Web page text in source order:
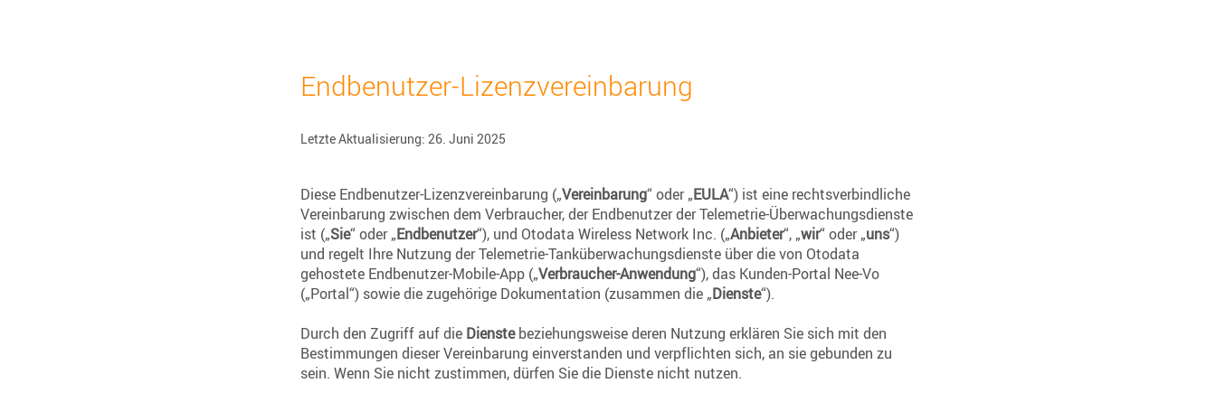
Endbenutzer-Lizenzvereinbarung
Letzte Aktualisierung: 26. Juni 2025
Diese Endbenutzer-Lizenzvereinbarung („Vereinbarung“ oder „EULA“) ist eine rechtsverbindliche
Vereinbarung zwischen dem Verbraucher, der Endbenutzer der Telemetrie-Überwachungsdienste
ist („Sie“ oder „Endbenutzer“), und Otodata Wireless Network Inc. („Anbieter“, „wir“ oder „uns“)
und regelt Ihre Nutzung der Telemetrie-Tanküberwachungsdienste über die von Otodata
gehostete Endbenutzer-Mobile-App („Verbraucher-Anwendung“), das Kunden-Portal Nee-Vo
(„Portal“) sowie die zugehörige Dokumentation (zusammen die „Dienste“).
Durch den Zugriff auf die Dienstebeziehungsweise deren Nutzung erklären Sie sich mit den
Bestimmungen dieser Vereinbarung einverstanden und verpflichten sich, an sie gebunden zu
sein. Wenn Sie nicht zustimmen, dürfen Sie die Dienste nicht nutzen.